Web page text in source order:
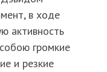
в ходе
активность
громкие
и резкие